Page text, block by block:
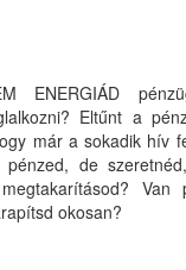
ENERGIÁD
Eltűnt a
már a sokadik hív
de
okosan?